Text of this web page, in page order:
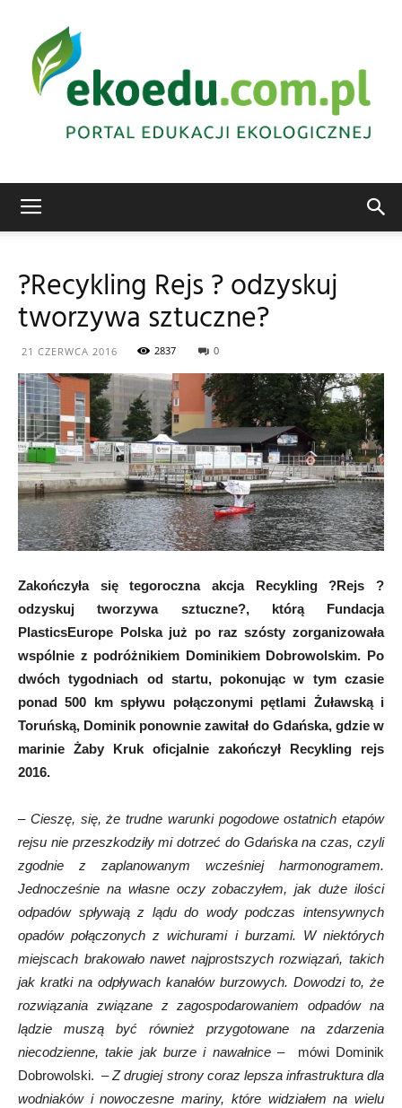
ekologiczna
Abrys
?Recykling Rejs ? odzyskuj
tworzywa sztuczne?
21 CZERWCA 2016 2837 0
Zakończyła się tegoroczna akcja Recykling ?Rejs ?
odzyskuj tworzywa sztuczne?, którą Fundacja
PlasticsEurope Polska już po raz szósty zorganizowała
wspólnie z podróżnikiem Dominikiem Dobrowolskim. Po
dwóch tygodniach od startu, pokonując w tym czasie
ponad 500 km spływu połączonymi pętlami Żuławską i
Toruńską, Dominik ponownie zawitał do Gdańska, gdzie w
marinie Żaby Kruk oficjalnie zakończył Recykling rejs
2016.
– Cieszę, się, że trudne warunki pogodowe ostatnich etapów
rejsu nie przeszkodziły mi dotrzeć do Gdańska na czas, czyli
zgodnie z zaplanowanym wcześniej harmonogramem.
Jednocześnie na własne oczy zobaczyłem, jak duże ilości
odpadów spływają z lądu do wody podczas intensywnych
opadów połączonych z wichurami i burzami. W niektórych
miejscach brakowało nawet najprostszych rozwiązań, takich
jak kratki na odpływach kanałów burzowych. Dowodzi to, że
rozwiązania związane z zagospodarowaniem odpadów na
lądzie muszą być również przygotowane na zdarzenia
niecodzienne, takie jak burze i nawałnice– mówi Dominik
Dobrowolski. –Z drugiej strony coraz lepsza infrastruktura dla
wodniaków i nowoczesne mariny, które widziałem na wielu